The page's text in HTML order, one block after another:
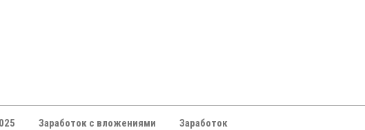
Заработок с вложениями Заработок